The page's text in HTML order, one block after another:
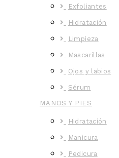
Exfoliantes
Hidratación
Limpieza
Mascarillas
Ojos y labios
Sérum
MANOS Y PIES
Hidratación
Manicura
Pedicura